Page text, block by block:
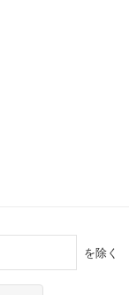
を除く